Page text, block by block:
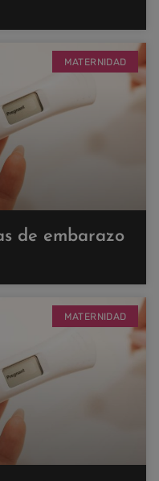
MATERNIDAD
de embarazo
MATERNIDAD